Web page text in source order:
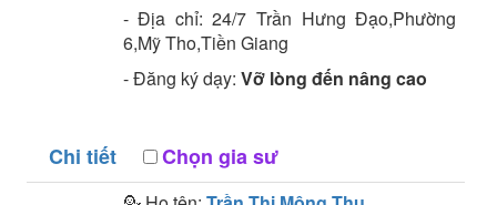
- Địa chỉ:24/7 Trần Hưng Đạo,Phường
6,Mỹ Tho,Tiền Giang
- Đăng ký dạy: Vỡ lòng đến nâng cao
Chi tiết Chọn gia sư